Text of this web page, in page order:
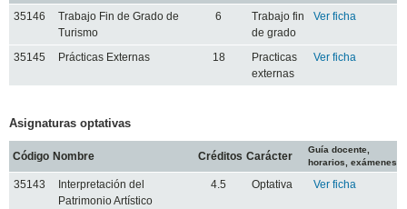
35146
Trabajo Fin de Grado de
Turismo
6
Trabajo fin
de grado
Ver ficha
35145 Prácticas Externas 18
Practicas
externas
Ver ficha
Asignaturas optativas
Código Nombre Créditos Carácter
Guía docente,
horarios, exámenes
35143
Interpretación del
Patrimonio Artístico
4.5 Optativa Ver ficha